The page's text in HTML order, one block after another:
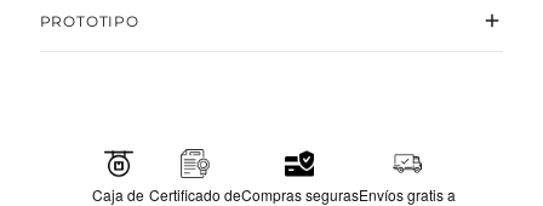
funcionalidad. Su diseño con cierre oculto facilita la
limpieza y el cambio de fundas, mientras ofrece un toque
PROTOTIPO
Caja de Certificado deCompras segurasEnvíos gratis a